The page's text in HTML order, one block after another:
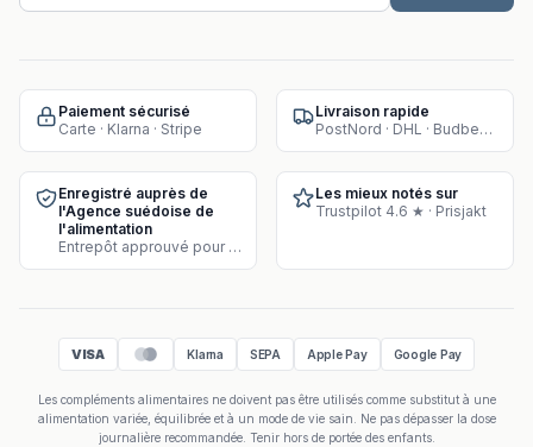
Paiement sécurisé
Carte · Klarna · Stripe
Livraison rapide
PostNord · DHL · Budbee · Instabox
Enregistré auprès de
l'Agence suédoise de
l'alimentation
Entrepôt approuvé pour la vente de compléments
Les mieux notés sur
Trustpilot 4.6 ★ · Prisjakt
VISA Klarna SEPA Apple Pay Google Pay
Les compléments alimentaires ne doivent pas être utilisés comme substitut à une
alimentation variée, équilibrée et à un mode de vie sain. Ne pas dépasser la dose
journalière recommandée. Tenir hors de portée des enfants.